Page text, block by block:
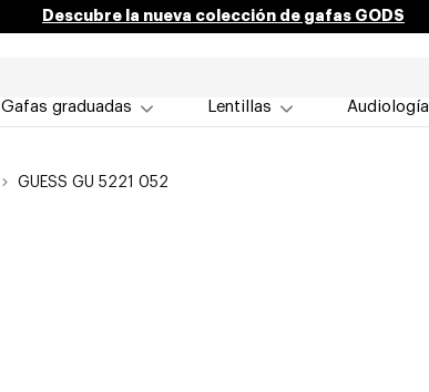
Descubre la nueva colección de gafas GODS
Gafas graduadas Lentillas Audiología
GUESS GU 5221 052